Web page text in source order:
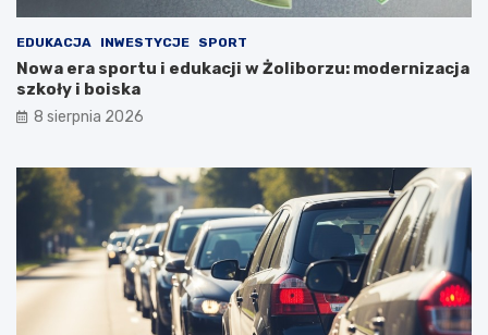
EDUKACJA INWESTYCJE SPORT
Nowa era sportu i edukacji w Żoliborzu: modernizacja
szkoły i boiska
8 sierpnia 2026